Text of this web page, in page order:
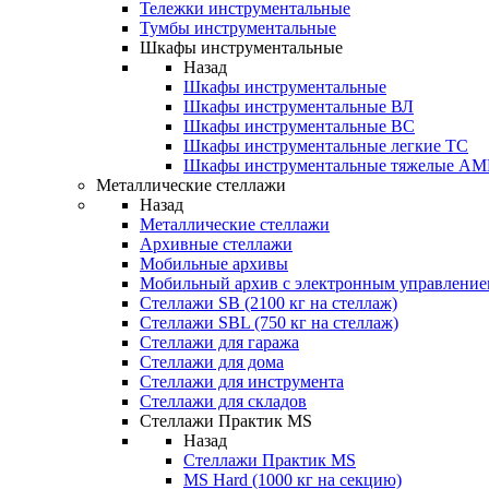
Тележки инструментальные
Тумбы инструментальные
Шкафы инструментальные
Назад
Шкафы инструментальные
Шкафы инструментальные ВЛ
Шкафы инструментальные ВС
Шкафы инструментальные легкие ТС
Шкафы инструментальные тяжелые
Металлические стеллажи
Назад
Металлические стеллажи
Архивные стеллажи
Мобильные архивы
Мобильный архив с электронным
Стеллажи SB (2100 кг на стеллаж)
Стеллажи SBL (750 кг на стеллаж)
Стеллажи для гаража
Стеллажи для дома
Стеллажи для инструмента
Стеллажи для складов
Стеллажи Практик MS
Назад
Стеллажи Практик MS
MS Hard (1000 кг на секцию)